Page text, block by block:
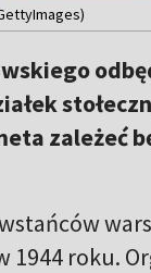
zależeć
1944 roku.